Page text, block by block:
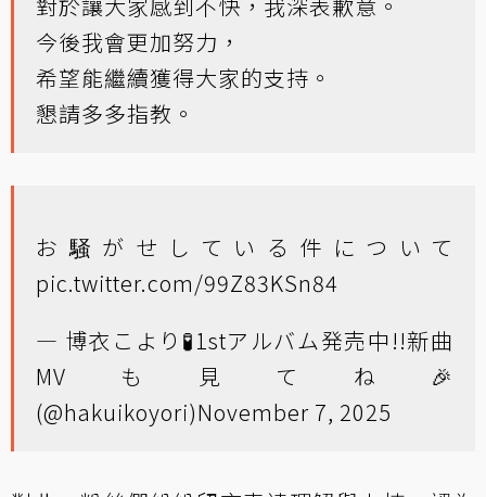
今後我會更加努力，
希望能繼續獲得大家的支持。
懇請多多指教。
お騒がせしている件について
pic.twitter.com/99Z83KSn84
— 博衣こより🧪1stアルバム発売中!!新曲
MVも見てね🎉
(@hakuikoyori)November 7, 2025